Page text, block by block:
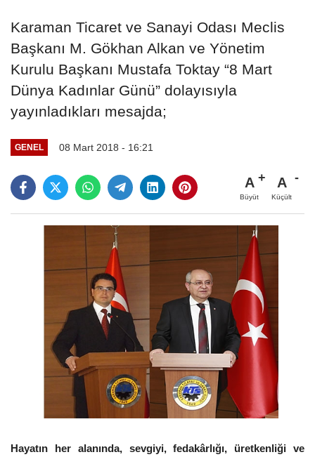
Karaman Ticaret ve Sanayi Odası Meclis
Başkanı M. Gökhan Alkan ve Yönetim
Kurulu Başkanı Mustafa Toktay “8 Mart
Dünya Kadınlar Günü” dolayısıyla
yayınladıkları mesajda;
GENEL 08 Mart 2018 - 16:21
A
Büyüt
A
Küçült
Hayatın her alanında, sevgiyi, fedakârlığı, üretkenliği ve